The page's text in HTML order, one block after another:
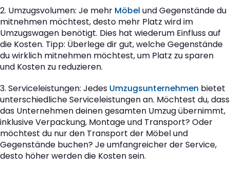
2. Umzugsvolumen: Je mehr Möbel und Gegenstände du
mitnehmen möchtest, desto mehr Platz wird im
Umzugswagen benötigt. Dies hat wiederum Einfluss auf
die Kosten. Tipp: Überlege dir gut, welche Gegenstände
du wirklich mitnehmen möchtest, um Platz zu sparen
und Kosten zu reduzieren.
3. Serviceleistungen: Jedes Umzugsunternehmen bietet
unterschiedliche Serviceleistungen an. Möchtest du, dass
das Unternehmen deinen gesamten Umzug übernimmt,
inklusive Verpackung, Montage und Transport? Oder
möchtest du nur den Transport der Möbel und
Gegenstände buchen? Je umfangreicher der Service,
desto höher werden die Kosten sein.